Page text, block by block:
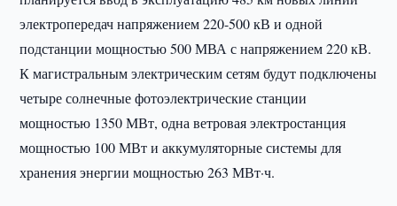
электропередач напряжением 220-500 кВ и одной
подстанции мощностью 500 МВА с напряжением 220 кВ.
К магистральным электрическим сетям будут подключены
четыре солнечные фотоэлектрические станции
мощностью 1350 МВт, одна ветровая электростанция
мощностью 100 МВт и аккумуляторные системы для
хранения энергии мощностью 263 МВт·ч.